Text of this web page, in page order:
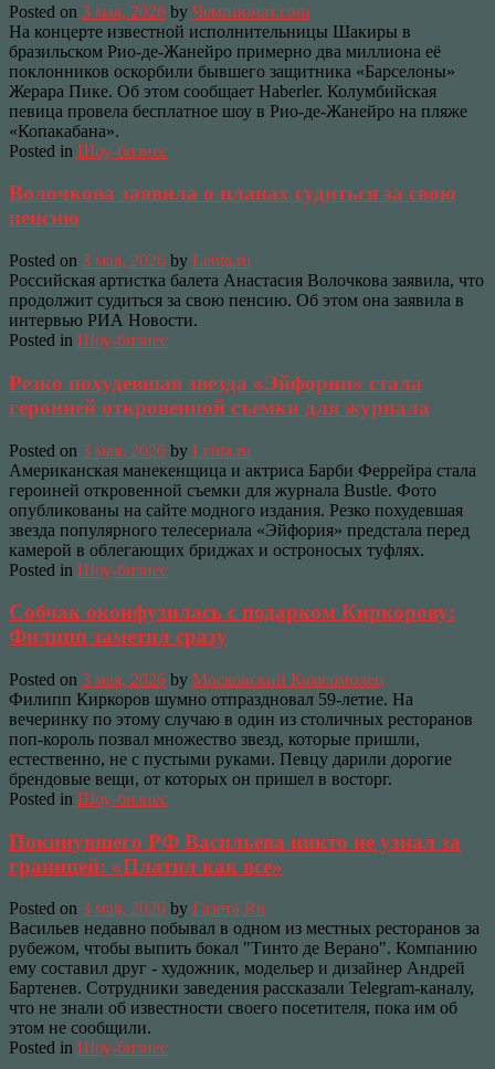
Posted on 3 мая, 2026 by Чемпионат.com
На концерте известной исполнительницы Шакиры в
бразильском Рио-де-Жанейро примерно два миллиона её
поклонников оскорбили бывшего защитника «Барселоны»
Жерара Пике. Об этом сообщает Haberler. Колумбийская
певица провела бесплатное шоу в Рио-де-Жанейро на пляже
«Копакабана».
Posted in Шоу-бизнес
Волочкова заявила о планах судиться за свою
пенсию
Posted on 3 мая, 2026 by Lenta.ru
Российская артистка балета Анастасия Волочкова заявила, что
продолжит судиться за свою пенсию. Об этом она заявила в
интервью РИА Новости.
Posted in Шоу-бизнес
Резко похудевшая звезда «Эйфории» стала
героиней откровенной съемки для журнала
Posted on 3 мая, 2026 by Lenta.ru
Американская манекенщица и актриса Барби Феррейра стала
героиней откровенной съемки для журнала Bustle. Фото
опубликованы на сайте модного издания. Резко похудевшая
звезда популярного телесериала «Эйфория» предстала перед
камерой в облегающих бриджах и остроносых туфлях.
Posted in Шоу-бизнес
Собчак оконфузилась с подарком Киркорову:
Филипп заметил сразу
Posted on 3 мая, 2026 by Московский Комсомолец
Филипп Киркоров шумно отпраздновал 59-летие. На
вечеринку по этому случаю в один из столичных ресторанов
поп-король позвал множество звезд, которые пришли,
естественно, не с пустыми руками. Певцу дарили дорогие
брендовые вещи, от которых он пришел в восторг.
Posted in Шоу-бизнес
Покинувшего РФ Васильева никто не узнал за
границей: «Платил как все»
Posted on 3 мая, 2026 by Газета.Ru
Васильев недавно побывал в одном из местных ресторанов за
рубежом, чтобы выпить бокал "Тинто де Верано". Компанию
ему составил друг - художник, модельер и дизайнер Андрей
Бартенев. Сотрудники заведения рассказали Telegram‑каналу,
что не знали об известности своего посетителя, пока им об
этом не сообщили.
Posted in Шоу-бизнес